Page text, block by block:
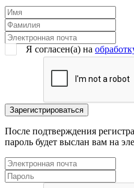
Я согласен(a) на
После подтверждения
пароль будет выслан вам на